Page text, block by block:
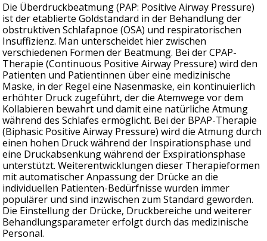
Die Überdruckbeatmung (PAP: Positive Airway Pressure)
ist der etablierte Goldstandard in der Behandlung der
obstruktiven Schlafapnoe (OSA) und respiratorischen
Insuffizienz. Man unterscheidet hier zwischen
verschiedenen Formen der Beatmung. Bei der CPAP-
Therapie (Continuous Positive Airway Pressure) wird den
Patienten und Patientinnen über eine medizinische
Maske, in der Regel eine Nasenmaske, ein kontinuierlich
erhöhter Druck zugeführt, der die Atemwege vor dem
Kollabieren bewahrt und damit eine natürliche Atmung
während des Schlafes ermöglicht. Bei der BPAP-Therapie
(Biphasic Positive Airway Pressure) wird die Atmung durch
einen hohen Druck während der Inspirationsphase und
eine Druckabsenkung während der Exspirationsphase
unterstützt. Weiterentwicklungen dieser Therapieformen
mit automatischer Anpassung der Drücke an die
individuellen Patienten-Bedürfnisse wurden immer
populärer und sind inzwischen zum Standard geworden.
Die Einstellung der Drücke, Druckbereiche und weiterer
Behandlungsparameter erfolgt durch das medizinische
Personal.